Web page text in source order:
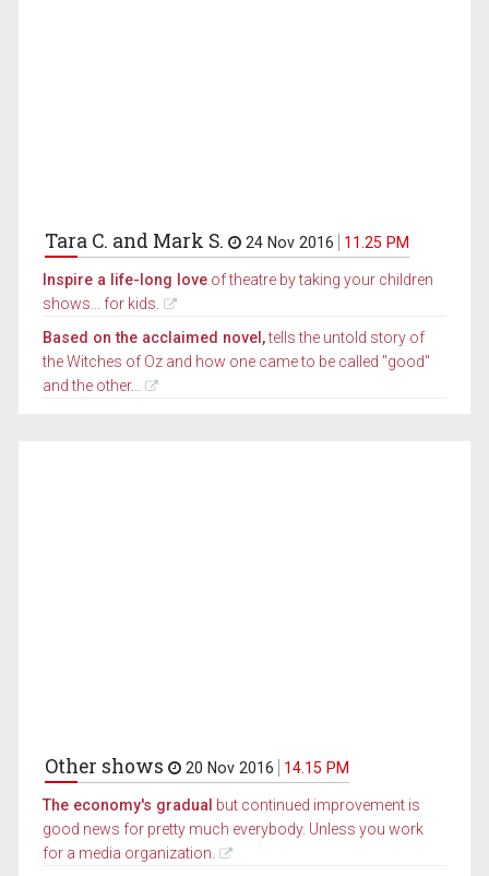
Tara C. and Mark S. 24 Nov 2016 11.25 PM
Inspire a life-long love of theatre by taking your children
shows... for kids.
Based on the acclaimed novel,tells the untold story of
the Witches of Oz and how one came to be called "good"
and the other...
Other shows 20 Nov 2016 14.15 PM
The economy's gradual but continued improvement is
good news for pretty much everybody. Unless you work
for a media organization.